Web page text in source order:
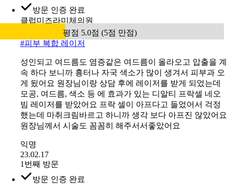
방문 인증 완료
클럽미즈라미체의원
평점 5.0점 (5점 만점)
#피부 복합 레이저
성인되고 여드름도 염증같은 여드름이 올라오고 압출을 계
속 하다 보니까 흉터나 자국 색소가 많이 생겨서 피부과 오
게 됬어요 원장님이랑 상담 후에 레이저를 받게 되었는데
모공, 여드름, 색소 등 에 효과가 있는 디알티 프락셀 네오
빔 레이저를 받았어요 프락 셀이 아프다고 들었어서 걱정
했는데 마취크림바르고 하니까 생각 보다 아프진 않았어요
원장님께서 시술도 꼼꼼히 해주서서좋았어요
익명
23.02.17
1번째 방문
방문 인증 완료